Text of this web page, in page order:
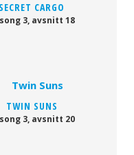
SECRET CARGO
3, avsnitt 18
TWIN SUNS
3, avsnitt 20